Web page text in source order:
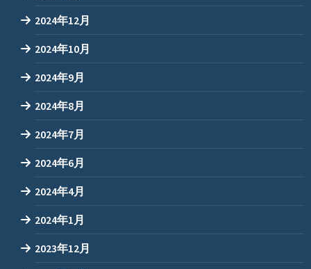
2024年12月
2024年10月
2024年9月
2024年8月
2024年7月
2024年6月
2024年4月
2024年1月
2023年12月